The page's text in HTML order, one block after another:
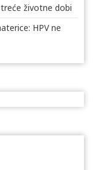
životne dobi
HPV ne